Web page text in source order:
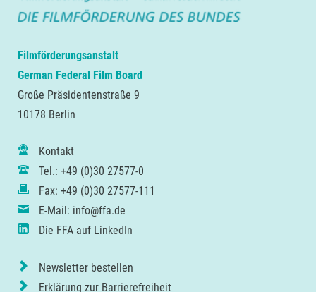
Filmförderungsanstalt
German Federal Film Board
Große Präsidentenstraße 9
10178 Berlin
Kontakt
Tel.: +49 (0)30 27577-0
Fax: +49 (0)30 27577-111
E-Mail: info@ffa.de
Die FFA auf LinkedIn
Newsletter bestellen
Erklärung zur Barrierefreiheit